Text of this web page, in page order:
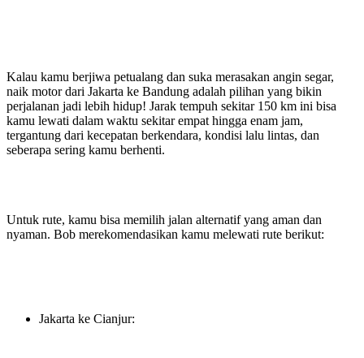
Kalau kamu berjiwa petualang dan suka merasakan angin segar,
naik motor dari Jakarta ke Bandung adalah pilihan yang bikin
perjalanan jadi lebih hidup! Jarak tempuh sekitar 150 km ini bisa
kamu lewati dalam waktu sekitar empat hingga enam jam,
tergantung dari kecepatan berkendara, kondisi lalu lintas, dan
seberapa sering kamu berhenti.
Untuk rute, kamu bisa memilih jalan alternatif yang aman dan
nyaman. Bob merekomendasikan kamu melewati rute berikut:
Jakarta ke Cianjur: